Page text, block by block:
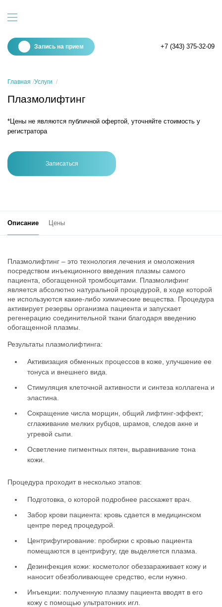
Запись на прием +7 (343) 375-32-09
Главная Услуги
Плазмолифтинг
*Цены не являются публичной офертой, уточняйте стоимость у
регистратора
Записаться
Описание Цены
Плазмолифтинг – это технология лечения и омоложения
посредством инъекционного введения плазмы самого
пациента, обогащенной тромбоцитами. Плазмолифинг
является абсолютно натуральной процедурой, в ходе которой
не используются какие-либо химические вещества. Процедура
активирует резервы организма пациента и запускает
регенерацию соединительной ткани благодаря введению
обогащенной плазмы.
Результаты плазмолифтинга:
Активизация обменных процессов в коже, улучшение ее
тонуса и внешнего вида.
Стимуляция клеточной активности и синтеза коллагена и
эластина.
Сокращение числа морщин, общий лифтинг-эффект;
сглаживание мелких рубцов, шрамов, следов акне и
угревой сыпи.
Осветление пигментных пятен, выравнивание тона
кожи.
Процедура проходит в несколько этапов:
Подготовка, о которой подробнее расскажет врач.
Забор крови пациента: кровь сдается в медицинском
центре перед процедурой.
Центрифугирование: пробирки с кровью пациента
помещаются в центрифугу, где выделяется плазма.
Дезинфекция кожи: косметолог обеззараживает кожу и
наносит обезболивающее средство, если нужно.
Инъекции: полученную плазму пациента вводят в его
кожу с помощью ультратонких игл.